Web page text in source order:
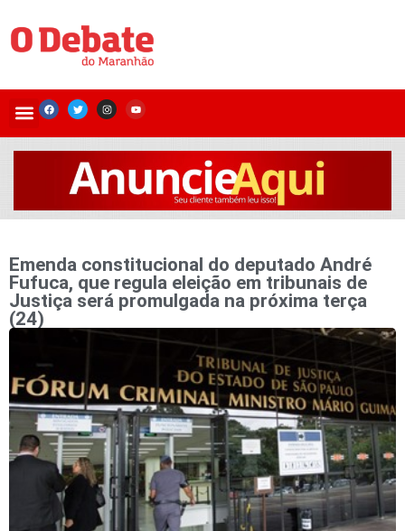
Emenda constitucional do deputado André
Fufuca, que regula eleição em tribunais de
Justiça será promulgada na próxima terça
(24)